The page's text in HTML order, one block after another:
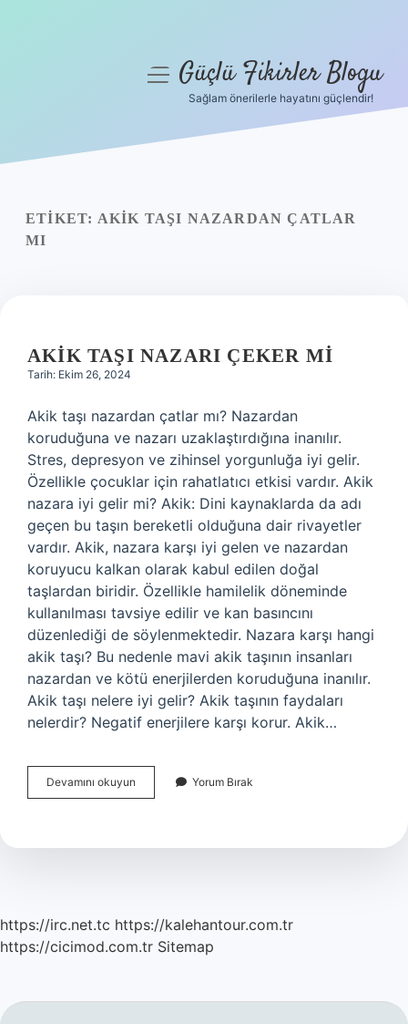
Yasal Uyarı
menüyüGüçlü Fikirler Blogu
Sağlam önerilerle hayatını güçlendir!
ETIKET: AKIK TAŞI NAZARDAN ÇATLAR
MI
AKIK TAŞI NAZARI ÇEKER MI
Tarih: Ekim 26, 2024
Akik taşı nazardan çatlar mı? Nazardan
koruduğuna ve nazarı uzaklaştırdığına inanılır.
Stres, depresyon ve zihinsel yorgunluğa iyi gelir.
Özellikle çocuklar için rahatlatıcı etkisi vardır. Akik
nazara iyi gelir mi? Akik: Dini kaynaklarda da adı
geçen bu taşın bereketli olduğuna dair rivayetler
vardır. Akik, nazara karşı iyi gelen ve nazardan
koruyucu kalkan olarak kabul edilen doğal
taşlardan biridir. Özellikle hamilelik döneminde
kullanılması tavsiye edilir ve kan basıncını
düzenlediği de söylenmektedir. Nazara karşı hangi
akik taşı? Bu nedenle mavi akik taşının insanları
nazardan ve kötü enerjilerden koruduğuna inanılır.
Akik taşı nelere iyi gelir? Akik taşının faydaları
nelerdir? Negatif enerjilere karşı korur. Akik…
Devamını okuyun
Taşı
Mi
Yorum Bırak
https://irc.net.tc https://kalehantour.com.tr
https://cicimod.com.tr Sitemap